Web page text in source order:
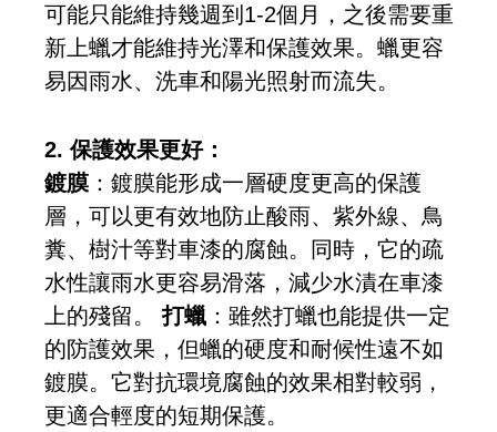
可能只能維持幾週到1-2個月，之後需要重
新上蠟才能維持光澤和保護效果。蠟更容
易因雨水、洗車和陽光照射而流失。
2. 保護效果更好：
鍍膜 ：鍍膜能形成一層硬度更高的保護
層，可以更有效地防止酸雨、紫外線、鳥
糞、樹汁等對車漆的腐蝕。同時，它的疏
水性讓雨水更容易滑落，減少水漬在車漆
上的殘留。打蠟 ：雖然打蠟也能提供一定
的防護效果，但蠟的硬度和耐候性遠不如
鍍膜。它對抗環境腐蝕的效果相對較弱，
更適合輕度的短期保護。